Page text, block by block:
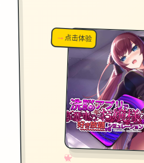
✧
♡
★
♥
↗超棒！
→点击体验